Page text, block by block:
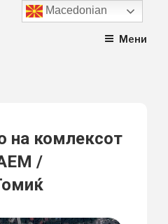
Мени
на комлексот
/
Macedonian